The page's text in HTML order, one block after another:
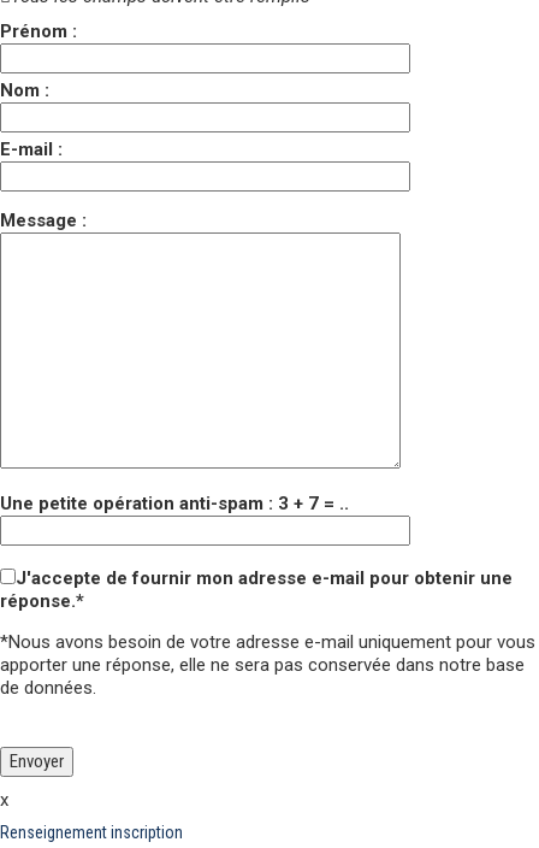
Prénom :
Nom :
E-mail :
Message :
Une petite opération anti-spam : 3 + 7 = ..
J'accepte de fournir mon adresse e-mail pour obtenir une
réponse.*
*Nous avons besoin de votre adresse e-mail uniquement pour vous
apporter une réponse, elle ne sera pas conservée dans notre base
de données.
Veuillez laisser ce champ vide.
x
Renseignement inscription